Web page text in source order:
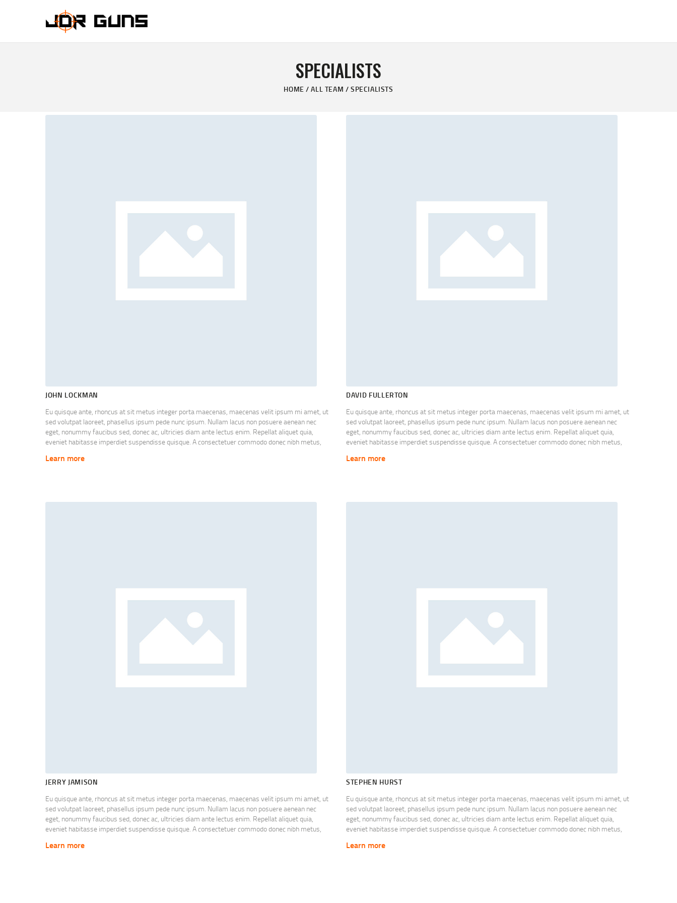
SPECIALISTS
HOME ALL TEAM SPECIALISTS
JDR GUNS
GUN TRANSFERS
CONTACT US
JOHN LOCKMAN
Eu quisque ante, rhoncus at sit metus integer porta maecenas, maecenas velit ipsum mi amet, ut
sed volutpat laoreet, phasellus ipsum pede nunc ipsum. Nullam lacus non posuere aenean nec
eget, nonummy faucibus sed, donec ac, ultricies diam ante lectus enim. Repellat aliquet quia,
eveniet habitasse imperdiet suspendisse quisque. A consectetuer commodo donec nibh metus,
a id dui, vestibulum ridiculus quam, consectetuer sed donec ut elementum, wisi in duis hendrerit
Learn more
DAVID FULLERTON
Eu quisque ante, rhoncus at sit metus integer porta maecenas, maecenas velit ipsum mi amet, ut
sed volutpat laoreet, phasellus ipsum pede nunc ipsum. Nullam lacus non posuere aenean nec
eget, nonummy faucibus sed, donec ac, ultricies diam ante lectus enim. Repellat aliquet quia,
eveniet habitasse imperdiet suspendisse quisque. A consectetuer commodo donec nibh metus,
a id dui, vestibulum ridiculus quam, consectetuer sed donec ut elementum, wisi in duis hendrerit
Learn more
JERRY JAMISON
Eu quisque ante, rhoncus at sit metus integer porta maecenas, maecenas velit ipsum mi amet, ut
sed volutpat laoreet, phasellus ipsum pede nunc ipsum. Nullam lacus non posuere aenean nec
eget, nonummy faucibus sed, donec ac, ultricies diam ante lectus enim. Repellat aliquet quia,
eveniet habitasse imperdiet suspendisse quisque. A consectetuer commodo donec nibh metus,
a id dui, vestibulum ridiculus quam, consectetuer sed donec ut elementum, wisi in duis hendrerit
Learn more
STEPHEN HURST
Eu quisque ante, rhoncus at sit metus integer porta maecenas, maecenas velit ipsum mi amet, ut
sed volutpat laoreet, phasellus ipsum pede nunc ipsum. Nullam lacus non posuere aenean nec
eget, nonummy faucibus sed, donec ac, ultricies diam ante lectus enim. Repellat aliquet quia,
eveniet habitasse imperdiet suspendisse quisque. A consectetuer commodo donec nibh metus,
a id dui, vestibulum ridiculus quam, consectetuer sed donec ut elementum, wisi in duis hendrerit
Learn more